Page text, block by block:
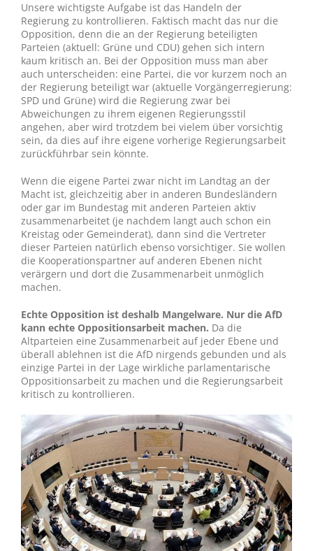
Unsere wichtigste Aufgabe ist das Handeln der
Regierung zu kontrollieren. Faktisch macht das nur die
Opposition, denn die an der Regierung beteiligten
Parteien (aktuell: Grüne und CDU) gehen sich intern
kaum kritisch an. Bei der Opposition muss man aber
auch unterscheiden: eine Partei, die vor kurzem noch an
der Regierung beteiligt war (aktuelle Vorgängerregierung:
SPD und Grüne) wird die Regierung zwar bei
Abweichungen zu ihrem eigenen Regierungsstil
angehen, aber wird trotzdem bei vielem über vorsichtig
sein, da dies auf ihre eigene vorherige Regierungsarbeit
zurückführbar sein könnte.
Wenn die eigene Partei zwar nicht im Landtag an der
Macht ist, gleichzeitig aber in anderen Bundesländern
oder gar im Bundestag mit anderen Parteien aktiv
zusammenarbeitet (je nachdem langt auch schon ein
Kreistag oder Gemeinderat), dann sind die Vertreter
dieser Parteien natürlich ebenso vorsichtiger. Sie wollen
die Kooperationspartner auf anderen Ebenen nicht
verärgern und dort die Zusammenarbeit unmöglich
machen.
Echte Opposition ist deshalb Mangelware. Nur die AfD
kann echte Oppositionsarbeit machen. Da die
Altparteien eine Zusammenarbeit auf jeder Ebene und
überall ablehnen ist die AfD nirgends gebunden und als
einzige Partei in der Lage wirkliche parlamentarische
Oppositionsarbeit zu machen und die Regierungsarbeit
kritisch zu kontrollieren.